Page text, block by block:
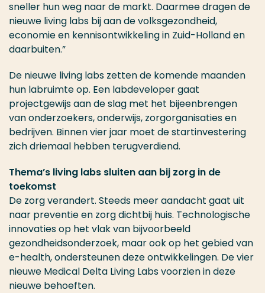
sneller hun weg naar de markt. Daarmee dragen de
nieuwe living labs bij aan de volksgezondheid,
economie en kennisontwikkeling in Zuid-Holland en
daarbuiten.”
De nieuwe living labs zetten de komende maanden
hun labruimte op. Een labdeveloper gaat
projectgewijs aan de slag met het bijeenbrengen
van onderzoekers, onderwijs, zorgorganisaties en
bedrijven. Binnen vier jaar moet de startinvestering
zich driemaal hebben terugverdiend.
Thema’s living labs sluiten aan bij zorg in de
toekomst
De zorg verandert. Steeds meer aandacht gaat uit
naar preventie en zorg dichtbij huis. Technologische
innovaties op het vlak van bijvoorbeeld
gezondheidsonderzoek, maar ook op het gebied van
e-health, ondersteunen deze ontwikkelingen. De vier
nieuwe Medical Delta Living Labs voorzien in deze
nieuwe behoeften.